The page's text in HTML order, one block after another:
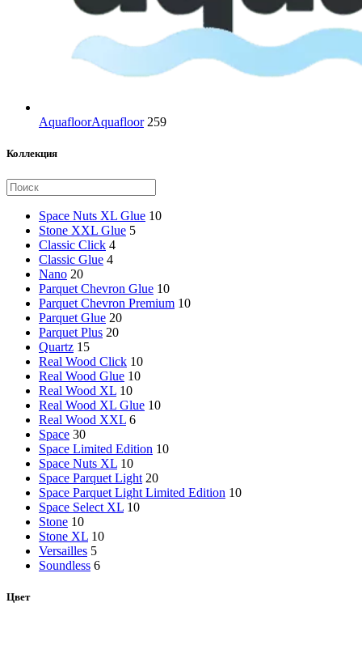
AquafloorAquafloor 259
Коллекция
Space Nuts XL Glue 10
Stone XXL Glue 5
Classic Click 4
Classic Glue 4
Nano 20
Parquet Chevron Glue 10
Parquet Chevron Premium 10
Parquet Glue 20
Parquet Plus 20
Quartz 15
Real Wood Click 10
Real Wood Glue 10
Real Wood XL 10
Real Wood XL Glue 10
Real Wood XXL 6
Space 30
Space Limited Edition 10
Space Nuts XL 10
Space Parquet Light 20
Space Parquet Light Limited Edition 10
Space Select XL 10
Stone 10
Stone XL 10
Versailles 5
Soundless 6
Цвет